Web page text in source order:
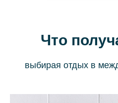
Что
выбирая отдых в